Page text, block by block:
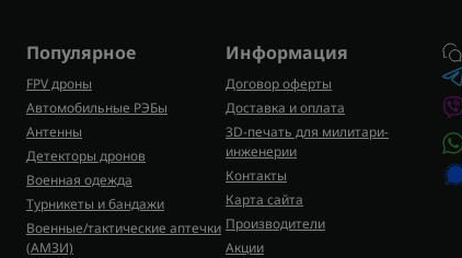
Популярное
FPV дроны
Автомобильные РЭБы
Антенны
Детекторы дронов
Военная одежда
Турникеты и бандажи
Военные/тактические аптечки
(AMЗИ)
Информация
Договор оферты
Доставка и оплата
3D-печать для милитари-
инженерии
Контакты
Карта сайта
Производители
Акции